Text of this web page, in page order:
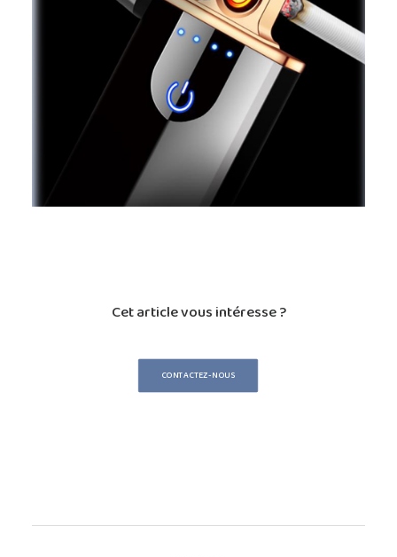
Cet article vous intéresse ?
CONTACTEZ-NOUS